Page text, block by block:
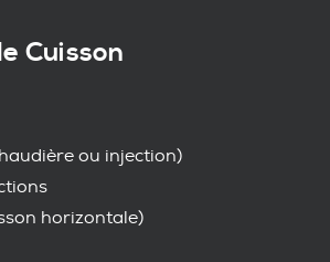
Cuisson
ou injection)
horizontale)